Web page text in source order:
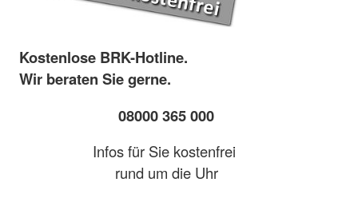
Kostenlose BRK-Hotline.
Wir beraten Sie gerne.
08000 365 000
Infos für Sie kostenfrei
rund um die Uhr